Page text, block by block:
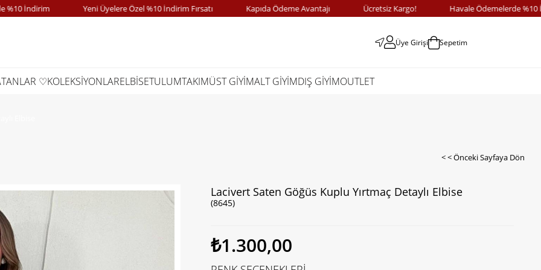
İndirim Yeni Üyelere Özel %10 İndirim Fırsatı Kapıda Ödeme Avantajı Ücretsiz Kargo! Havale Ödemelerde %10
Üye Girişi Sepetim
♡KOLEKSİYONLARELBİSETULUMTAKIMÜST GİYİMALT GİYİMDIŞ GİYİMOUTLET
< < Önceki Sayfaya Dön
Lacivert Saten Göğüs Kuplu Yırtmaç Detaylı Elbise
(8645)
₺1.300,00